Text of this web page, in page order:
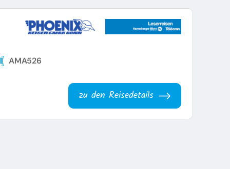
AMA526
zu den Reisedetails